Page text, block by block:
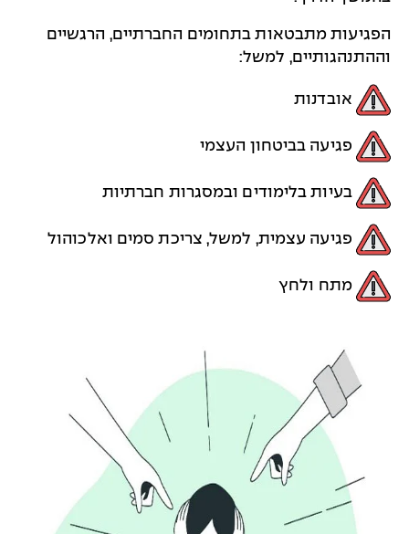
הפגיעות מתבטאות בתחומים החברתיים, הרגשיים
וההתנהגותיים, למשל:
אובדנות
פגיעה בביטחון העצמי
בעיות בלימודים ובמסגרות חברתיות
פגיעה עצמית, למשל, צריכת סמים ואלכוהול
מתח ולחץ